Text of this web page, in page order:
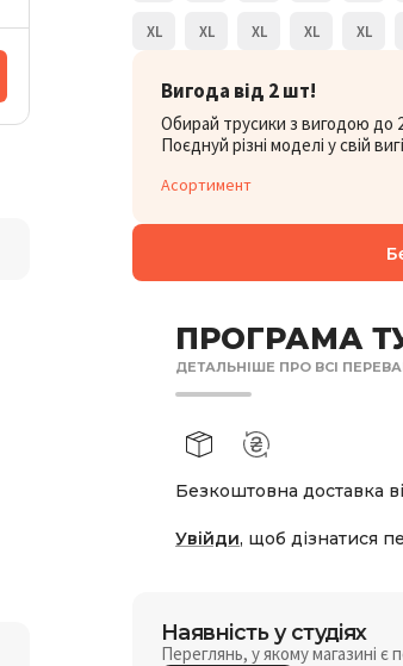
XL XL XL XL XL
Вигода від 2 шт!
Обирай трусики з вигодою до
Поєднуй різні моделі у свій
Асортимент
ПРОГРАМА
ДЕТАЛЬНІШЕ ПРО ВСІ
Безкоштовна доставка
Увійди, щоб дізнатися
Наявність у студіях
Переглянь, у якому магазині є
990₴